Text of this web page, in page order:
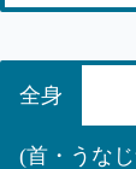
全身
(首・うな